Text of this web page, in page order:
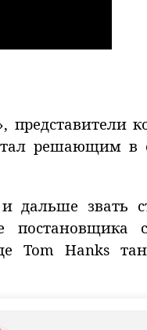
представители
решающим
дальше звать
постановщика
Tom Hanks